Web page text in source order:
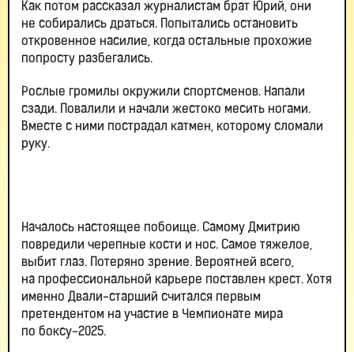
Как потом рассказал журналистам брат Юрий, они
не собирались драться. Попытались остановить
откровенное насилие, когда остальные прохожие
попросту разбегались.
Рослые громилы окружили спортсменов. Напали
сзади. Повалили и начали жестоко месить ногами.
Вместе с ними пострадал катмен, которому сломали
руку.
Началось настоящее побоище. Самому Дмитрию
повредили черепные кости и нос. Самое тяжелое,
выбит глаз. Потеряно зрение. Вероятней всего,
на профессиональной карьере поставлен крест. Хотя
именно Двали-старший считался первым
претендентом на участие в Чемпионате мира
по боксу-2025.